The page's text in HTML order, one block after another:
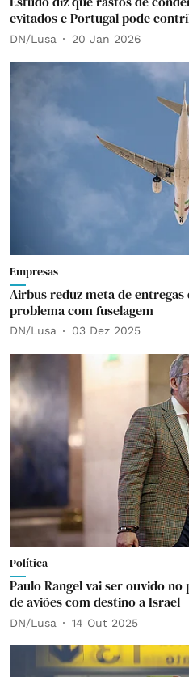
evitados e Portugal pode
DN/Lusa 20 Jan 2026
Empresas
Airbus reduz meta de entregas
problema com fuselagem
DN/Lusa 03 Dez 2025
Política
Paulo Rangel vai ser ouvido
de aviões com destino a Israel
DN/Lusa 14 Out 2025